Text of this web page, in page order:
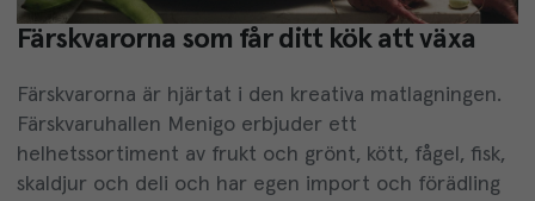
Färskvarorna som får ditt kök att växa
Färskvarorna är hjärtat i den kreativa matlagningen.
Färskvaruhallen Menigo erbjuder ett
helhetssortiment av frukt och grönt, kött, fågel, fisk,
skaldjur och deli och har egen import och förädling